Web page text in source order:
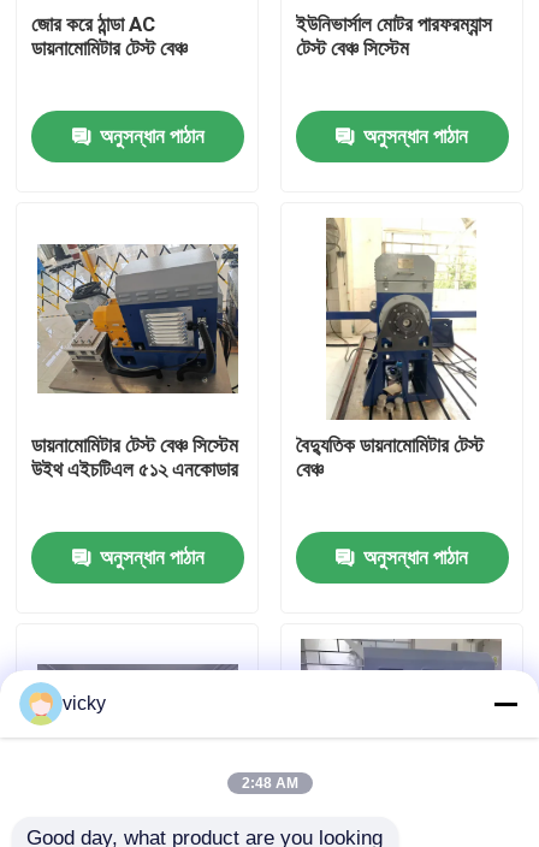
আমাদের সম্বন্ধে
কারখানা ভ্রমণ
গুণগত মান নিয়ন্ত্রণ
যোগাযোগ করুন
মামলা
হাই স্পিড ডায়নামিটার
জোর করে ঠান্ডা AC
ডায়নামোমিটার টেস্ট বেঞ্চ
অনুসন্ধান পাঠান
ইউনিভার্সাল মোটর পারফরম্যান্স
টেস্ট বেঞ্চ সিস্টেম
অনুসন্ধান পাঠান
ডায়নামোমিটার টেস্ট বেঞ্চ সিস্টেম
উইথ এইচটিএল ৫১২ এনকোডার
অনুসন্ধান পাঠান
বৈদ্যুতিক ডায়নামোমিটার টেস্ট
বেঞ্চ
অনুসন্ধান পাঠান
vicky
2:48 AM
Good day, what product are you looking